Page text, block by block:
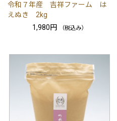
令和７年産 吉祥ファーム は
えぬき 2kg
1,980円
（税込み）